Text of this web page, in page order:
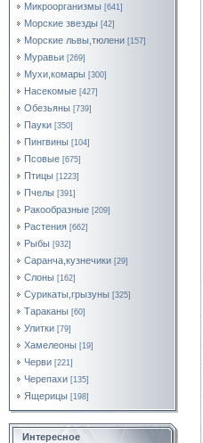
Микроорганизмы [641]
Морские звезды [42]
Морские львы,тюлени [157]
Муравьи [269]
Мухи,комары [300]
Насекомые [427]
Обезьяны [739]
Пауки [350]
Пингвины [104]
Псовые [675]
Птицы [1223]
Пчелы [391]
Ракообразные [209]
Растения [662]
Рыбы [932]
Саранча,кузнечики [29]
Слоны [162]
Сурикаты,грызуны [325]
Тараканы [60]
Улитки [79]
Хамелеоны [19]
Черви [221]
Черепахи [135]
Ящерицы [198]
Интересное